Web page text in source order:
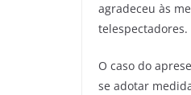
agradeceu às
telespectadores.
O caso do
se adotar